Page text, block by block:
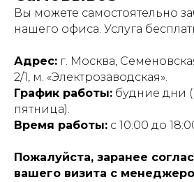
Вы можете самостоятельно
нашего офиса. Услуга
Адрес: г. Москва,
2/1, м. «Электрозаводская».
График работы: будние дни
пятница).
Время работы: с 10:00 до
Пожалуйста, заранее
вашего визита с